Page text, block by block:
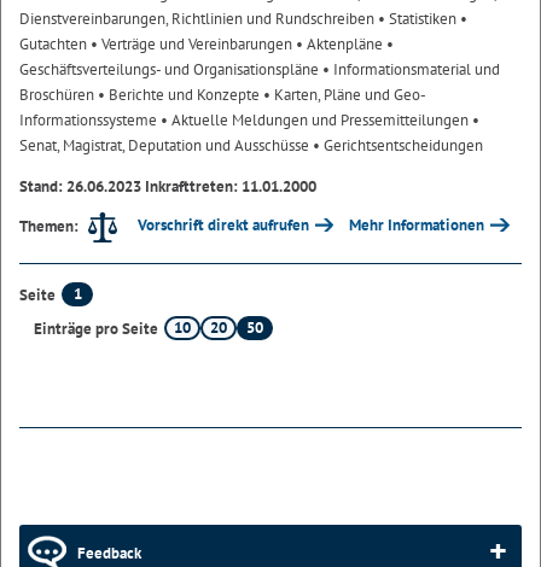
Dienstvereinbarungen, Richtlinien und Rundschreiben • Statistiken •
Gutachten • Verträge und Vereinbarungen • Aktenpläne •
Geschäftsverteilungs- und Organisationspläne • Informationsmaterial und
Broschüren • Berichte und Konzepte • Karten, Pläne und Geo-
Informationssysteme • Aktuelle Meldungen und Pressemitteilungen •
Senat, Magistrat, Deputation und Ausschüsse • Gerichtsentscheidungen
Stand: 26.06.2023 Inkrafttreten: 11.01.2000
Themen:
Vorschrift direkt aufrufen Mehr Informationen
Seite
1
Einträge pro Seite
10 20 50
Feedback